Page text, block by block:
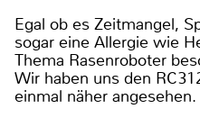
Egal ob es Zeitmangel,
sogar eine Allergie wie
Thema Rasenroboter
Wir haben uns den
einmal näher angesehen.